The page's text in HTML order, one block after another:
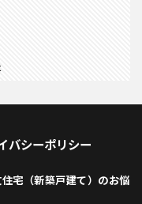
バシーポリシー
宅（新築戸建て）のお悩